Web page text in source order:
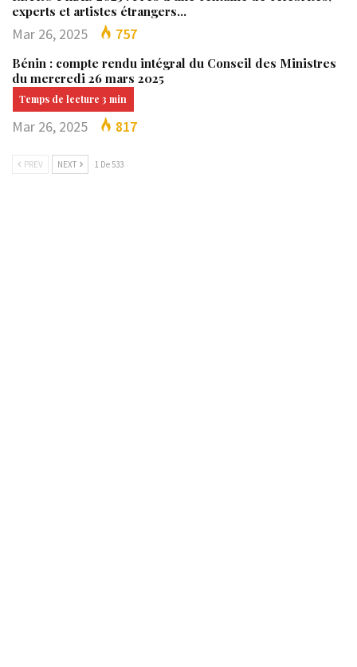
experts et artistes étrangers…
Mar 26, 2025 757
Bénin : compte rendu intégral du Conseil des Ministres
du mercredi 26 mars 2025
Mar 26, 2025 817
PREV NEXT 1 De 533